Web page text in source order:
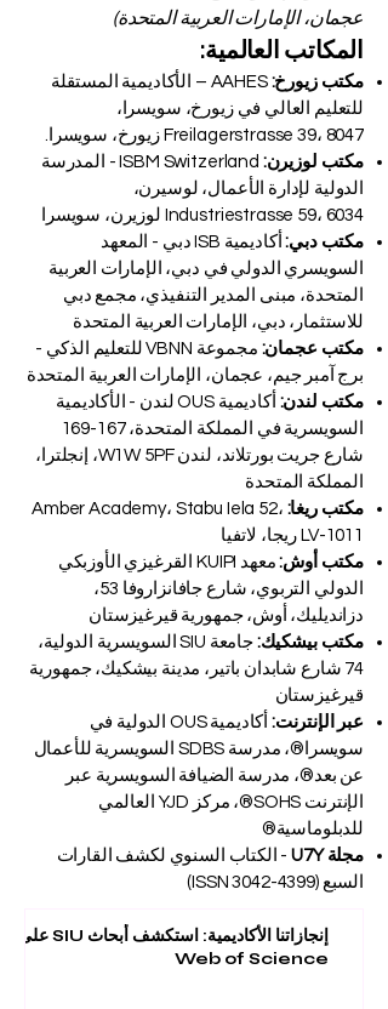
عجمان، الإمارات العربية المتحدة)
المكاتب العالمية:
مكتب زيورخ:
AAHES – الأكاديمية المستقلة
للتعليم العالي في زيورخ، سويسرا،
Freilagerstrasse 39، 8047 زيورخ، سويسرا.
مكتب لوزيرن:
ISBM Switzerland - المدرسة
الدولية لإدارة الأعمال، لوسيرن،
Industriestrasse 59، 6034 لوزيرن، سويسرا
مكتب دبي:
أكاديمية ISB دبي - المعهد
السويسري الدولي في دبي، الإمارات العربية
المتحدة، مبنى المدير التنفيذي، مجمع دبي
للاستثمار، دبي، الإمارات العربية المتحدة
مكتب عجمان:
مجموعة VBNN للتعليم الذكي -
برج آمبر جيم، عجمان، الإمارات العربية المتحدة
مكتب لندن:
أكاديمية OUS لندن - الأكاديمية
السويسرية في المملكة المتحدة، 167-169
شارع جريت بورتلاند، لندن W1W 5PF، إنجلترا،
المملكة المتحدة
مكتب ريغا: Amber Academy، Stabu Iela 52،
LV-1011 ريجا، لاتفيا
مكتب أوش:
معهد KUIPI القرغيزي الأوزبكي
الدولي التربوي، شارع جافانزاروفا 53،
دزانديليك، أوش، جمهورية قيرغيزستان
مكتب بيشكيك:
جامعة SIU السويسرية الدولية،
74 شارع شابدان باتير، مدينة بيشكيك، جمهورية
قيرغيزستان
عبر الإنترنت:
أكاديمية OUS الدولية في
سويسرا®، مدرسة SDBS السويسرية للأعمال
عن بعد®، مدرسة الضيافة السويسرية عبر
الإنترنت SOHS®، مركز YJD العالمي
للدبلوماسية®
مجلة U7Y
- الكتاب السنوي لكشف القارات
السبع (ISSN3042-4399)
إنجازاتنا الأكاديمية: استكشف أبحاث SIU على
Web of Science